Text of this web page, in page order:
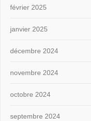
février 2025
janvier 2025
décembre 2024
novembre 2024
octobre 2024
septembre 2024